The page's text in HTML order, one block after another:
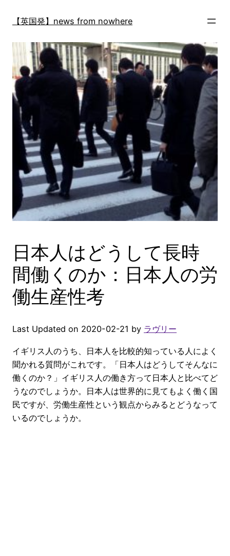
【英国発】news from nowhere
日本人はどうして長時
間働くのか：日本人の労
働生産性考
Last Updated on 2020-02-21 by ラヴリー
イギリス人のうち、日本人を比較的知っている人によく
聞かれる質問がこれです。「日本人はどうしてそんなに
働くのか？」イギリス人の働き方って日本人と比べてど
うなのでしょうか。日本人は世界的に見てもよく働く国
民ですが、労働生産性という観点からみるとどうなって
いるのでしょうか。